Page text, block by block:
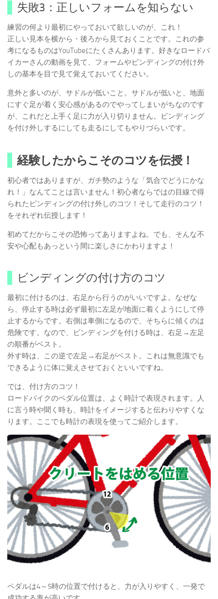
失敗3：正しいフォームを知らない
練習の何より最初にやっておいて欲しいのが、これ！
正しい見本を横から・後ろから見ておくことです。これの参
考になるものはYouTubeにたくさんあります。好きなロードバ
イカーさんの動画を見て、フォームやビンディングの付け外
しの基本を目で見て覚えておいてください。
意外と多いのが、サドルが低いこと。サドルが低いと、地面
にすぐ足が着く安心感があるのでやってしまいがちなのです
が、これだと上手く足に力が入り切りません。ビンディング
を付け外しするにしても走るにしてもやりづらいです。
経験したからこそのコツを伝授！
初心者ではありますが、ガチ勢のような「気合でどうにかな
れ！」なんてことは言いません！初心者ならではの目線で得
られたビンディングの付け外しのコツ！そして走行のコツ！
をそれぞれ伝授します！
初めてだからこその恐怖ってありますよね。でも、そんな不
安や心配もあっという間に楽しさにかわりますよ！
ビンディングの付け方のコツ
最初に付けるのは、右足から行うのがいいですよ。なぜな
ら、停止する時は必ず最初に左足が地面に着くようにして停
止するからです。右側は車側になるので、そちらに傾くのは
危険です。なので、ビンディングを付ける時は、右足→左足
の順番がベスト。
外す時は、この逆で左足→右足がベスト。これは無意識でも
できるように体に覚えさせておくといいですね。
では、付け方のコツ！
ロードバイクのペダル位置は、よく時計で表現されます。人
に言う時や聞く時も、時計をイメージすると伝わりやすくな
ります。ここでも時計の表現を使ってご紹介します。
ペダルは4～5時の位置で付けると、力が入りやすく、一発で